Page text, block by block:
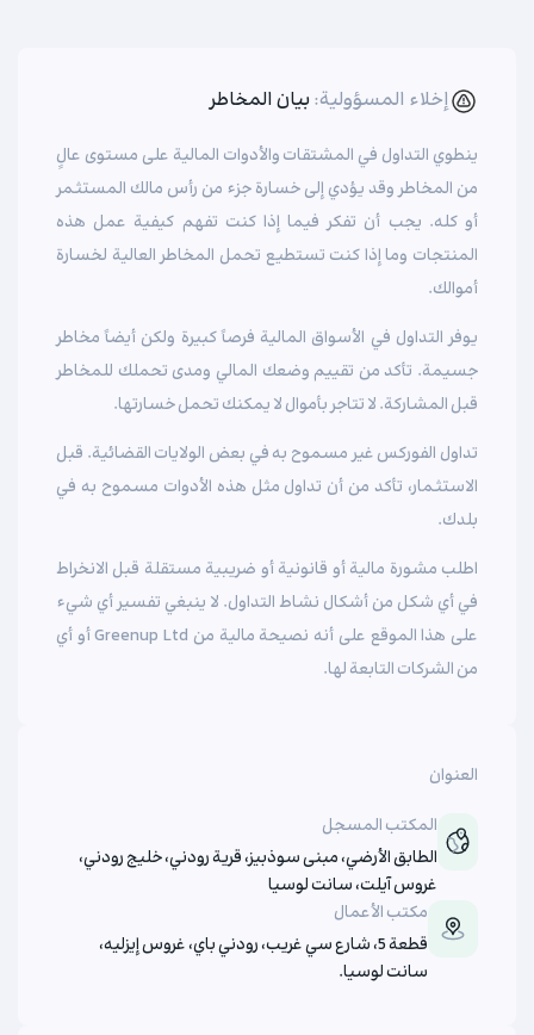
العنوان
المكتب المسجل
الطابق الأرضي، مبنى سوذبيز، قرية رودني، خليج رودني،
غروس آيلت، سانت لوسيا
مكتب الأعمال
قطعة 5، شارع سي غريب، رودني باي، غروس إيزليه،
سانت لوسيا.
إخلاء المسؤولية: بيان المخاطر
ينطوي التداول في المشتقات والأدوات المالية على مستوى عالٍ
من المخاطر وقد يؤدي إلى خسارة جزء من رأس مالك المستثمر
أو كله. يجب أن تفكر فيما إذا كنت تفهم كيفية عمل هذه
المنتجات وما إذا كنت تستطيع تحمل المخاطر العالية لخسارة
أموالك.
يوفر التداول في الأسواق المالية فرصاً كبيرة ولكن أيضاً مخاطر
جسيمة. تأكد من تقييم وضعك المالي ومدى تحملك للمخاطر
قبل المشاركة. لا تتاجر بأموال لا يمكنك تحمل خسارتها.
تداول الفوركس غير مسموح به في بعض الولايات القضائية. قبل
الاستثمار، تأكد من أن تداول مثل هذه الأدوات مسموح به في
بلدك.
اطلب مشورة مالية أو قانونية أو ضريبية مستقلة قبل الانخراط
في أي شكل من أشكال نشاط التداول. لا ينبغي تفسير أي شيء
على هذا الموقع على أنه نصيحة مالية من Greenup Ltd أو أي
من الشركات التابعة لها.